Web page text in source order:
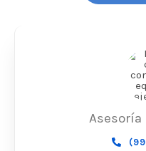
Asesoría